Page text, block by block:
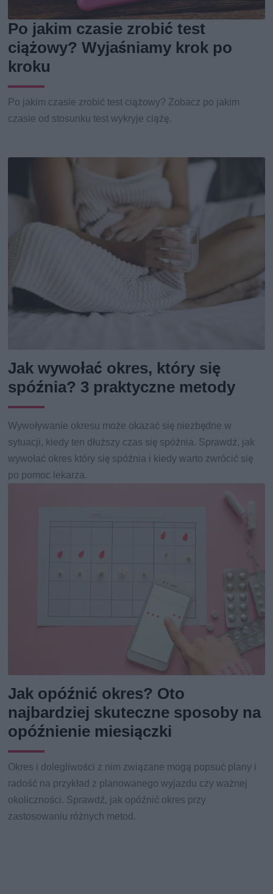
Po jakim czasie zrobić test
ciążowy? Wyjaśniamy krok po
kroku
Po jakim czasie zrobić test ciążowy? Zobacz po jakim
czasie od stosunku test wykryje ciążę.
Jak wywołać okres, który się
spóźnia? 3 praktyczne metody
Wywoływanie okresu może okazać się niezbędne w
sytuacji, kiedy ten dłuższy czas się spóźnia. Sprawdź, jak
wywołać okres który się spóźnia i kiedy warto zwrócić się
po pomoc lekarza.
Jak opóźnić okres? Oto
najbardziej skuteczne sposoby na
opóźnienie miesiączki
Okres i dolegliwości z nim związane mogą popsuć plany i
radość na przykład z planowanego wyjazdu czy ważnej
okoliczności. Sprawdź, jak opóźnić okres przy
zastosowaniu różnych metod.